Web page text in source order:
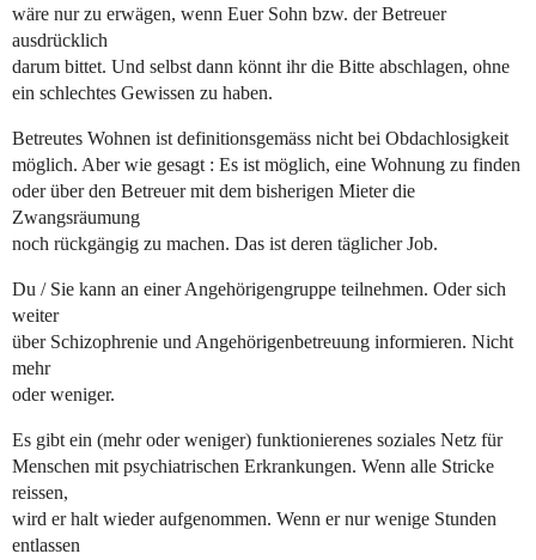
wäre nur zu erwägen, wenn Euer Sohn bzw. der Betreuer
ausdrücklich
darum bittet. Und selbst dann könnt ihr die Bitte abschlagen, ohne
ein schlechtes Gewissen zu haben.
Betreutes Wohnen ist definitionsgemäss nicht bei Obdachlosigkeit
möglich. Aber wie gesagt : Es ist möglich, eine Wohnung zu finden
oder über den Betreuer mit dem bisherigen Mieter die
Zwangsräumung
noch rückgängig zu machen. Das ist deren täglicher Job.
Du / Sie kann an einer Angehörigengruppe teilnehmen. Oder sich
weiter
über Schizophrenie und Angehörigenbetreuung informieren. Nicht
mehr
oder weniger.
Es gibt ein (mehr oder weniger) funktionierenes soziales Netz für
Menschen mit psychiatrischen Erkrankungen. Wenn alle Stricke
reissen,
wird er halt wieder aufgenommen. Wenn er nur wenige Stunden
entlassen